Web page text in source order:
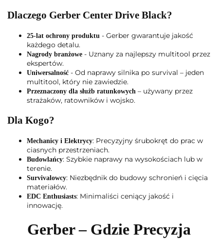
Dlaczego Gerber Center Drive Black?
25-lat ochrony produktu - Gerber gwarantuje jakość
każdego detalu.
Nagrody branżowe - Uznany za najlepszy multitool przez
ekspertów.
Uniwersalność - Od naprawy silnika po survival – jeden
multitool, który nie zawiedzie.
Przeznaczony dla służb ratunkowych – używany przez
strażaków, ratowników i wojsko.
Dla Kogo?
Mechanicy i Elektrycy: Precyzyjny śrubokręt do prac w
ciasnych przestrzeniach.
Budowlańcy: Szybkie naprawy na wysokościach lub w
terenie.
Survivalowcy: Niezbędnik do budowy schronień i cięcia
materiałów.
EDC Enthusiasts: Minimaliści ceniący jakość i
innowację.
Gerber – Gdzie Precyzja